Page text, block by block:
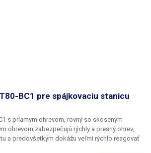
BC1 pre spájkovaciu stanicu
s priamym ohrevom, rovný so skoseným
a predovšetkým dokážu veľmi rýchlo reagovať